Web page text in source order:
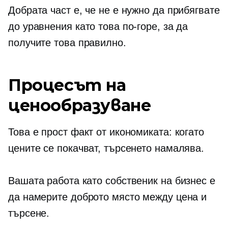
Добрата част е, че не е нужно да прибягвате
до уравнения като това по-горе, за да
получите това правилно.
Процесът на
ценообразуване
Това е прост факт от икономиката: когато
цените се покачват, търсенето намалява.
Вашата работа като собственик на бизнес е
да намерите доброто място между цена и
търсене.